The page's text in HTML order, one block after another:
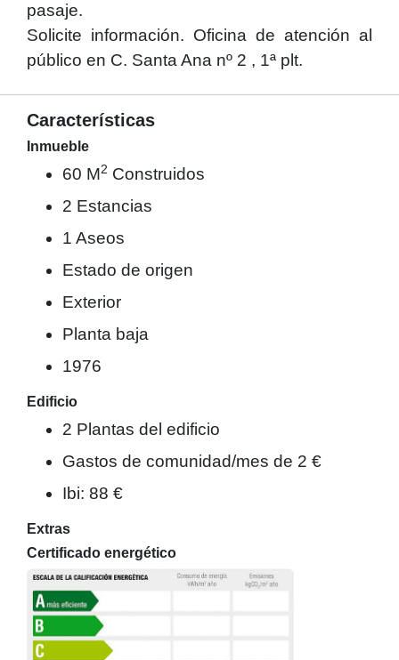
pasaje.
Solicite información. Oficina de atención al
público en C. Santa Ana nº 2 , 1ª plt.
Características
Inmueble
60 M2 Construidos
2 Estancias
1 Aseos
Estado de origen
Exterior
Planta baja
1976
Edificio
2 Plantas del edificio
Gastos de comunidad/mes de 2 €
Ibi: 88 €
Extras
Certificado energético